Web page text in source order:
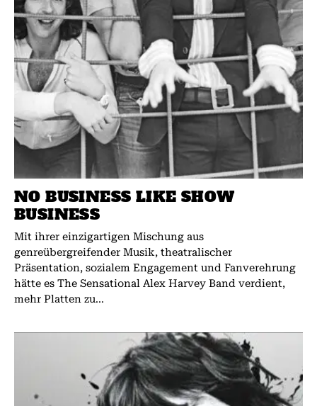
NO BUSINESS LIKE SHOW
BUSINESS
Mit ihrer einzigartigen Mischung aus
genreübergreifender Musik, theatralischer
Präsentation, sozialem Engagement und Fanverehrung
hätte es The Sensational Alex Harvey Band verdient,
mehr Platten zu...